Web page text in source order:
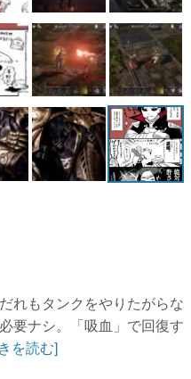
れもタンクをやりたがらな
要ナシ。「吸血」で回復す
を読む]